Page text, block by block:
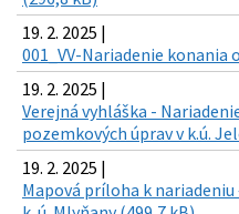
19. 2. 2025 |
001_VV-Nariadenie konania
19. 2. 2025 |
Verejná vyhláška -
pozemkových úprav v k.ú.
19. 2. 2025 |
Mapová príloha k